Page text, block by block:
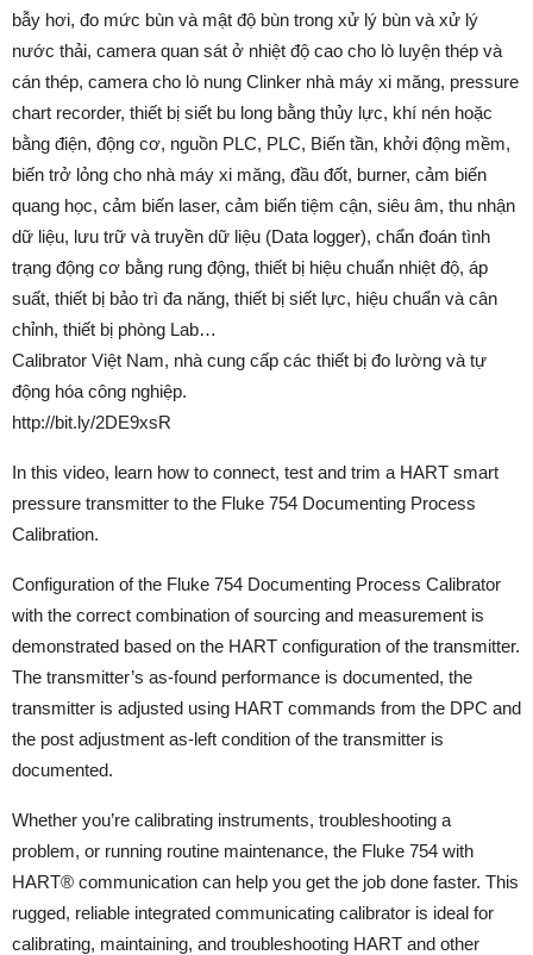
bẫy hơi, đo mức bùn và mật độ bùn trong xử lý bùn và xử lý
nước thải, camera quan sát ở nhiệt độ cao cho lò luyện thép và
cán thép, camera cho lò nung Clinker nhà máy xi măng, pressure
chart recorder, thiết bị siết bu long bằng thủy lực, khí nén hoặc
bằng điện, động cơ, nguồn PLC, PLC, Biến tần, khởi động mềm,
biến trở lỏng cho nhà máy xi măng, đầu đốt, burner, cảm biến
quang học, cảm biến laser, cảm biến tiệm cận, siêu âm, thu nhận
dữ liệu, lưu trữ và truyền dữ liệu (Data logger), chẩn đoán tình
trạng động cơ bằng rung động, thiết bị hiệu chuẩn nhiệt độ, áp
suất, thiết bị bảo trì đa năng, thiết bị siết lực, hiệu chuẩn và cân
chỉnh, thiết bị phòng Lab…
Calibrator Việt Nam, nhà cung cấp các thiết bị đo lường và tự
động hóa công nghiệp.
http://bit.ly/2DE9xsR
In this video, learn how to connect, test and trim a HART smart
pressure transmitter to the Fluke 754 Documenting Process
Calibration.
Configuration of the Fluke 754 Documenting Process Calibrator
with the correct combination of sourcing and measurement is
demonstrated based on the HART configuration of the transmitter.
The transmitter’s as-found performance is documented, the
transmitter is adjusted using HART commands from the DPC and
the post adjustment as-left condition of the transmitter is
documented.
Whether you’re calibrating instruments, troubleshooting a
problem, or running routine maintenance, the Fluke 754 with
HART® communication can help you get the job done faster. This
rugged, reliable integrated communicating calibrator is ideal for
calibrating, maintaining, and troubleshooting HART and other